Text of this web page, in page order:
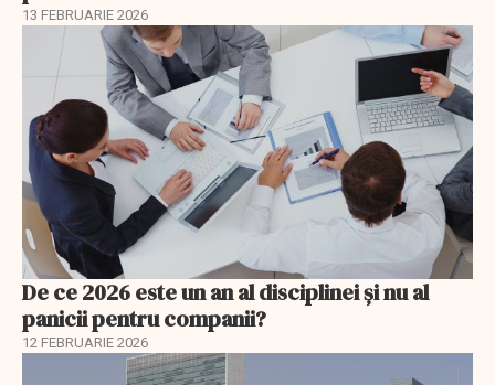
13 FEBRUARIE 2026
De ce 2026 este un an al disciplinei și nu al
panicii pentru companii?
12 FEBRUARIE 2026